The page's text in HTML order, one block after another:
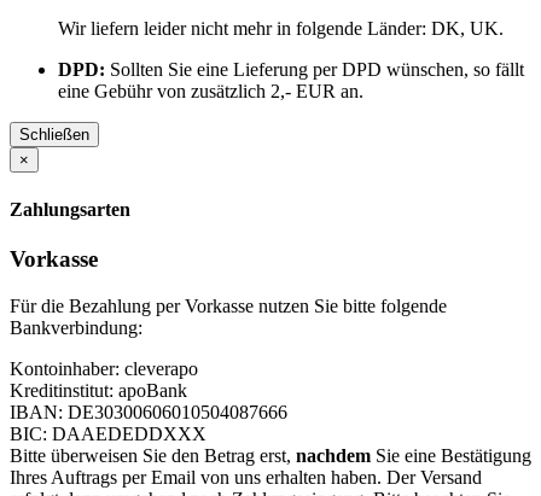
Wir liefern leider nicht mehr in folgende Länder: DK, UK.
DPD: Sollten Sie eine Lieferung per DPD wünschen, so fällt
eine Gebühr von zusätzlich 2,- EUR an.
Schließen
×
Zahlungsarten
Vorkasse
Für die Bezahlung per Vorkasse nutzen Sie bitte folgende
Bankverbindung:
Kontoinhaber: cleverapo
Kreditinstitut: apoBank
IBAN: DE30300606010504087666
BIC: DAAEDEDDXXX
Bitte überweisen Sie den Betrag erst, nachdem Sie eine Bestätigung
Ihres Auftrags per Email von uns erhalten haben. Der Versand